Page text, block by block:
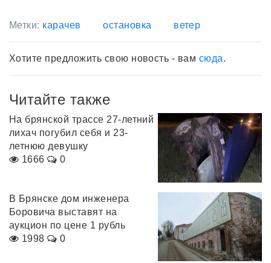
Метки: карачев остановка ветер
Хотите предложить свою новость - вам сюда.
Читайте также
На брянской трассе 27-летний
лихач погубил себя и 23-
летнюю девушку
1666
0
В Брянске дом инженера
Боровича выставят на
аукцион по цене 1 рубль
1998
0